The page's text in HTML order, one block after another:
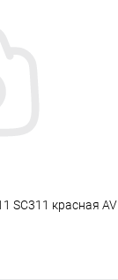
SC311 красная AV